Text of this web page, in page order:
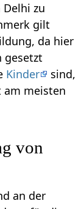
zu
gilt
da hier
gesetzt
Kinder
sind,
am meisten
von
an der